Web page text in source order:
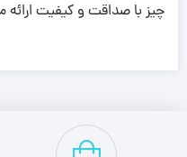
چیز با صداقت و کیفیت ارائه